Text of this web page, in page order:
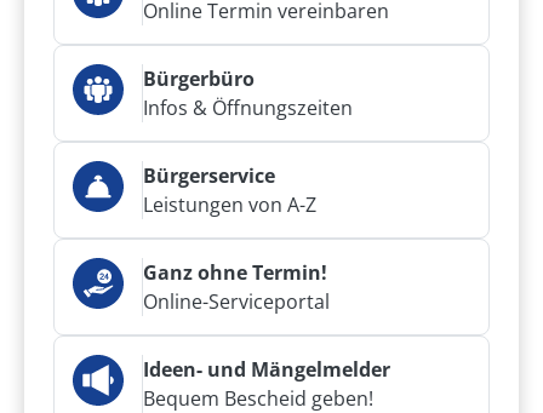
Online Termin vereinbaren
Bürgerbüro
Infos & Öffnungszeiten
Bürgerservice
Leistungen von A-Z
Ganz ohne Termin!
Online-Serviceportal
Ideen- und Mängelmelder
Bequem Bescheid geben!